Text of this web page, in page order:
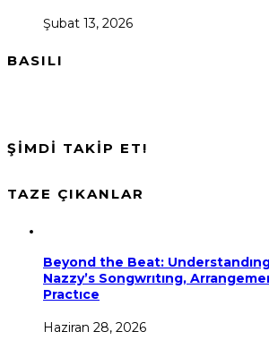
Şubat 13, 2026
BASILI
ŞİMDİ TAKİP ET!
TAZE ÇIKANLAR
Beyond the Beat: Understandıng
Nazzy’s Songwrıtıng,
Practıce
Haziran 28, 2026